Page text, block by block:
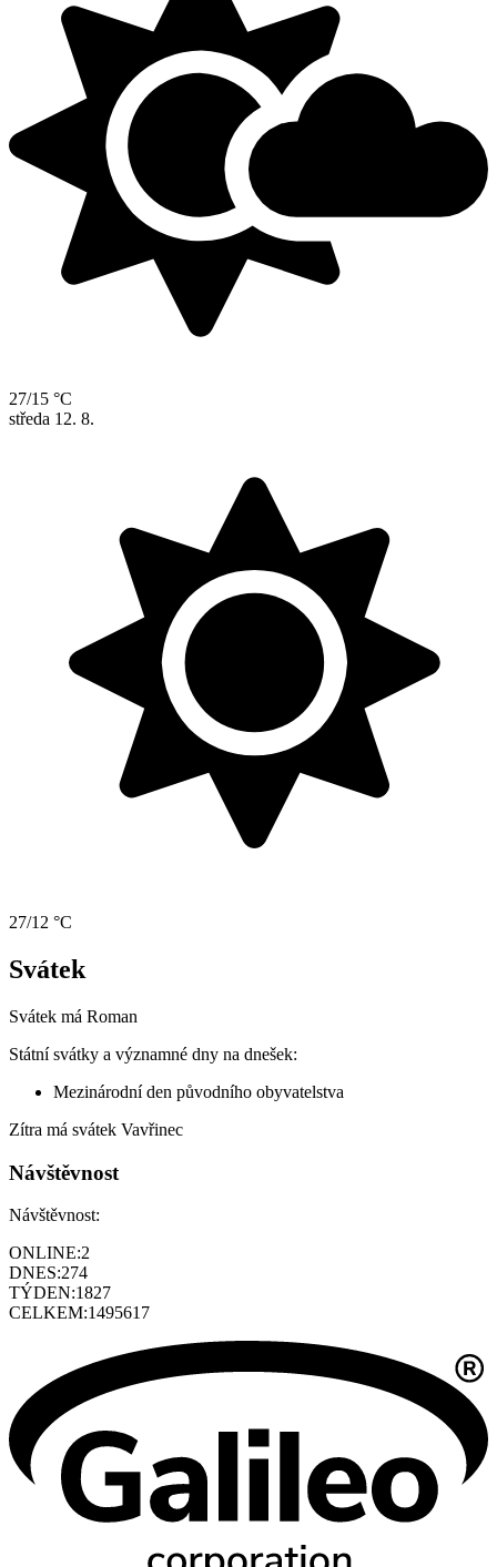
27/15 °C
středa 12. 8.
27/12 °C
Svátek
Svátek má Roman
Státní svátky a významné dny na dnešek:
Mezinárodní den původního obyvatelstva
Zítra má svátek Vavřinec
Návštěvnost
Návštěvnost:
ONLINE:2
DNES:274
TÝDEN:1827
CELKEM:1495617